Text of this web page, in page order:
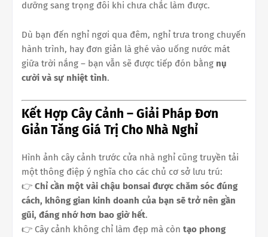
dưỡng sang trọng đôi khi chưa chắc làm được.
Dù bạn đến nghỉ ngơi qua đêm, nghỉ trưa trong chuyến
hành trình, hay đơn giản là ghé vào uống nước mát
giữa trời nắng – bạn vẫn sẽ được tiếp đón bằng nụ
cười và sự nhiệt tình.
Kết Hợp Cây Cảnh – Giải Pháp Đơn
Giản Tăng Giá Trị Cho Nhà Nghỉ
Hình ảnh cây cảnh trước cửa nhà nghỉ cũng truyền tải
một thông điệp ý nghĩa cho các chủ cơ sở lưu trú:
👉 Chỉ cần một vài chậu bonsai được chăm sóc đúng
cách, không gian kinh doanh của bạn sẽ trở nên gần
gũi, đáng nhớ hơn bao giờ hết.
👉 Cây cảnh không chỉ làm đẹp mà còn tạo phong